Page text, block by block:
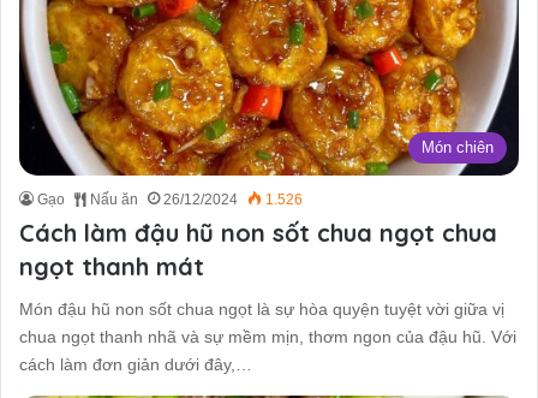
Món chiên
Gạo Nấu ăn 26/12/2024 1.526
Cách làm đậu hũ non sốt chua ngọt chua
ngọt thanh mát
Món đậu hũ non sốt chua ngọt là sự hòa quyện tuyệt vời giữa vị
chua ngọt thanh nhã và sự mềm mịn, thơm ngon của đậu hũ. Với
cách làm đơn giản dưới đây,…